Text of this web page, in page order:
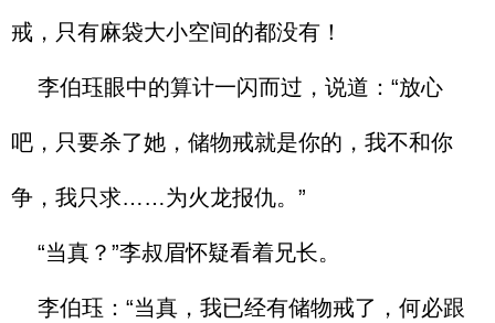
戒，只有麻袋大小空间的都没有！
李伯珏眼中的算计一闪而过，说道：“放心
吧，只要杀了她，储物戒就是你的，我不和你
争，我只求……为火龙报仇。”
“当真？”李叔眉怀疑看着兄长。
李伯珏：“当真，我已经有储物戒了，何必跟